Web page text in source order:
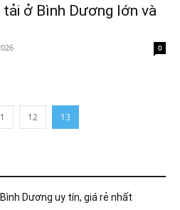
ở Bình Dương lớn và
0
12 13
Dương uy tín, giá rẻ nhất